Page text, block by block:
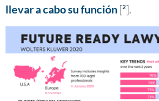
llevar a cabo su función[2].